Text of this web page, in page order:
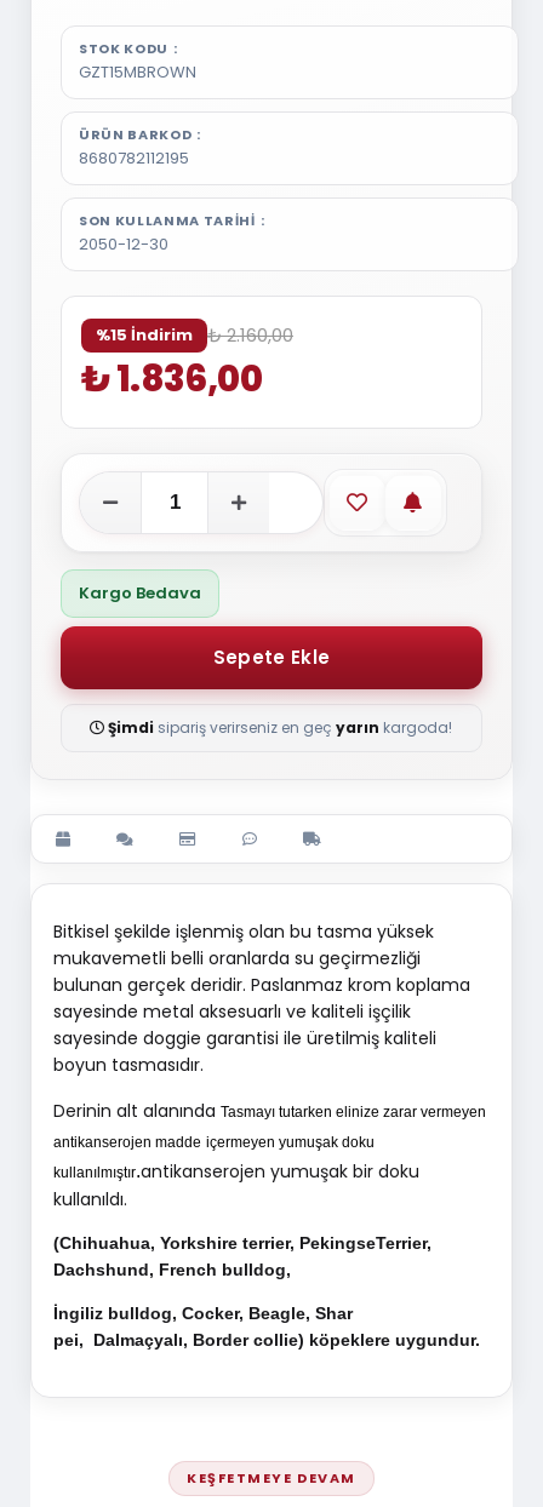
STOK KODU
GZT15MBROWN
ÜRÜN BARKOD
8680782112195
SON KULLANMA TARIHI
2050-12-30
%15 İndirim ₺ 2.160,00
₺ 1.836,00
Favorilere ekle
Stoğa
Kargo Bedava
Şimdi sipariş verirseniz en geçyarın kargoda!
Bitkisel şekilde işlenmiş olan bu tasma yüksek
mukavemetli belli oranlarda su geçirmezliği
bulunan gerçek deridir. Paslanmaz krom koplama
sayesinde metal aksesuarlı ve kaliteli işçilik
sayesinde doggie garantisi ile üretilmiş kaliteli
boyun tasmasıdır.
Derinin alt alanında Tasmayı tutarken elinize zarar vermeyen
antikanserojen madde içermeyen yumuşak doku
kullanılmıştır.antikanserojen yumuşak bir doku
kullanıldı.
(Chihuahua, Yorkshire terrier, PekingseTerrier,
Dachshund, French bulldog,
İngiliz bulldog, Cocker, Beagle, Shar
pei, Dalmaçyalı, Border collie) köpeklere uygundur.
KEŞFETMEYE DEVAM